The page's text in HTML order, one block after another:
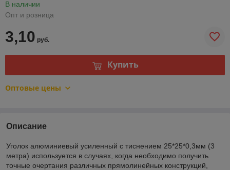
В наличии
Опт и розница
3,10 руб.
Купить
Оптовые цены
Описание
Уголок алюминиевый усиленный с тиснением 25*25*0,3мм (3
метра) используется в случаях, когда необходимо получить
точные очертания различных прямолинейных конструкций,